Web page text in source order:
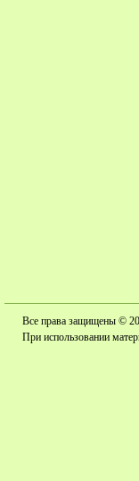
Все права защищены ©
При использовании